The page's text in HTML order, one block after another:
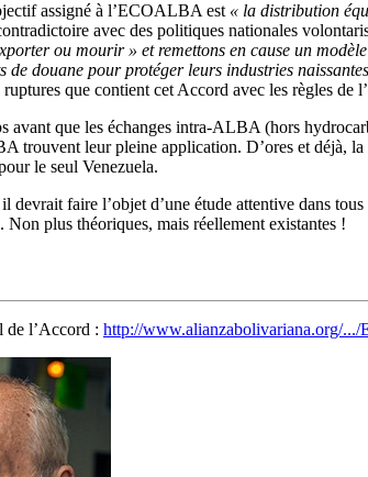
assigné à l’ECOALBA est « la distribution
avec des politiques nationales
ou mourir » et remettons en cause un
de douane pour protéger leurs industries
ruptures que contient cet Accord avec les règles
avant que les échanges intra-ALBA (hors
trouvent leur pleine application. D’ores et déjà,
le seul Venezuela.
devrait faire l’objet d’une étude attentive dans
Non plus théoriques, mais réellement existantes !
de l’Accord : http://www.alianzabolivariana.org/